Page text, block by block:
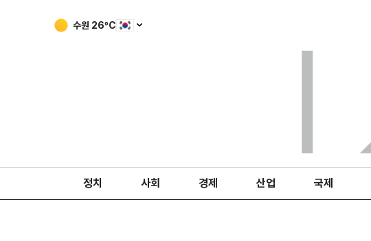
수원 26ºC
정치 사회 경제 산업 국제